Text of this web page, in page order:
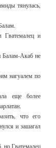
тянулась,
Гватемалец и
Балам-Акаб не
нагуалем по
еще более
что его
и зашагал
но Гватемалец